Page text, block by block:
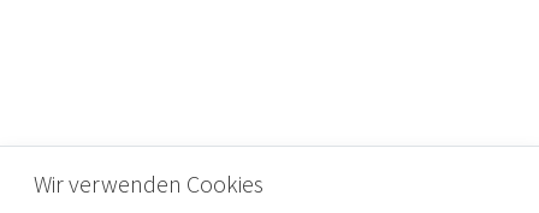
Wir verwenden Cookies